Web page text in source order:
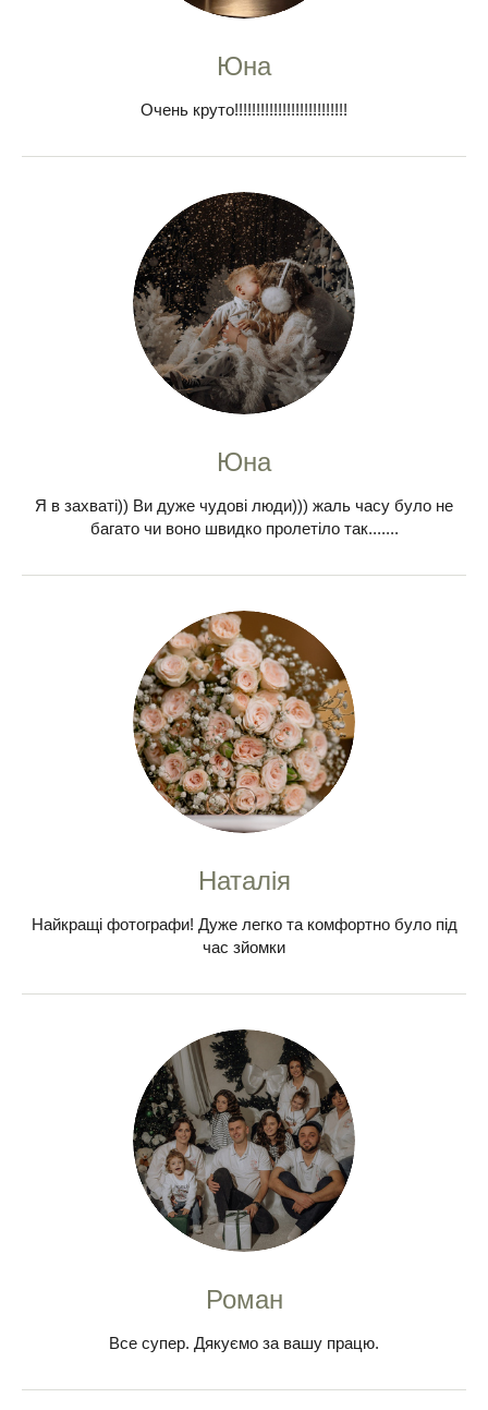
Юна
Очень круто!!!!!!!!!!!!!!!!!!!!!!!!!!
Юна
Я в захваті)) Ви дуже чудові люди))) жаль часу було не
багато чи воно швидко пролетіло так.......
Наталія
Найкращі фотографи! Дуже легко та комфортно було під
час зйомки
Роман
Все супер. Дякуємо за вашу працю.